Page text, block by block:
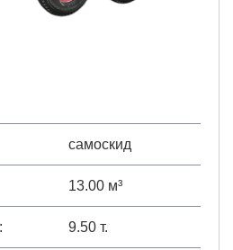
самоскид
13.00 м³
9.50 т.